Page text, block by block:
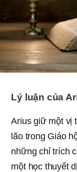
Lý luận của
Arius giữ một vị
lão trong Giáo
những chỉ trích
một học thuyết